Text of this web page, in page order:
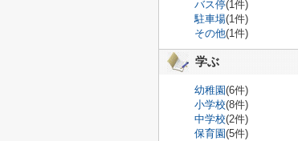
バス停(1件)
駐車場(1件)
その他(1件)
学ぶ
幼稚園(6件)
小学校(8件)
中学校(2件)
保育園(5件)